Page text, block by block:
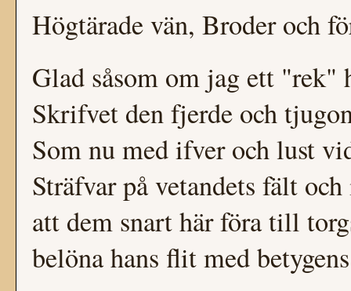
Högtärade vän, Broder och
Glad såsom om jag ett "rek"
Skrifvet den fjerde och
Som nu med ifver och lust
Sträfvar på vetandets fält
att dem snart här föra till
belöna hans flit med